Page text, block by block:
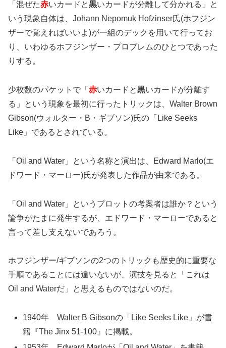
「混ぜた赤いカードと黒いカードが分離して分かれる」と
いう現象自体は、Johann Nepomuk Hofzinser氏(ホフジン
ザーで覚えればいいよ)が一組のデックを用いて行ってお
り、いわゆるホフジンザー・プロブレムのひとつであった
りする。
少枚数のパケットで「 赤いカードと黒いカードが分離す
る」という現象を最初に行ったトリックは、Walter Brown
Gibson(ウォルター・B・ギブソン)氏の「Like Seeks
Like」であるとされている。
「Oil and Water」という名称と演出は、Edward Marlo(エ
ドワード・マーロー)氏が発表した作品が由来である。
「Oil and Water」というプロットの考案者は誰か？という
論争がたまに発生するが、エドワード・マーローであると
言って差し支えないであろう。
ホフジンザー/ギブソンの2つのトリックも歴史的に重要な
手順であることには違いないが、演技を見ると「これは
Oil and Waterだ」と思えるものではないのだ。
1940年 Walter B Gibsonの「Like Seeks Like」が書
籍『The Jinx 51-100』に掲載。